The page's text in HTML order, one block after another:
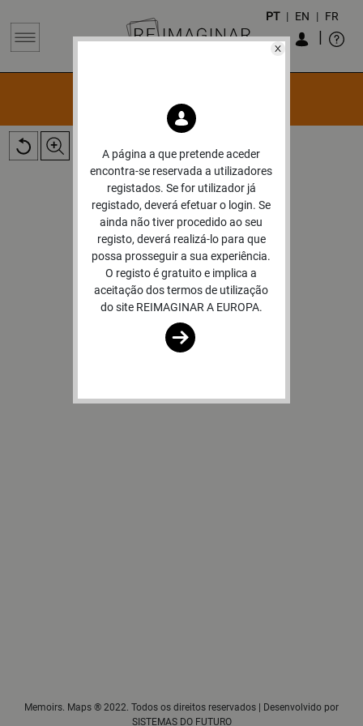
|
PT | EN | FR
OBRAS
Memoirs. Maps ® 2022. Todos os direitos reservados | Desenvolvido por
SISTEMAS DO FUTURO